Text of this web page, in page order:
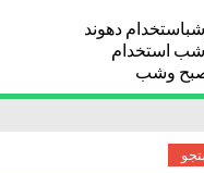
دهوند
استخدام
صبح وشب